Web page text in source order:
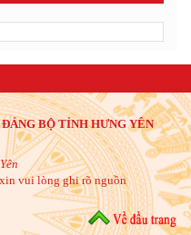
BỘ TỈNH HƯNG YÊN
vui lòng ghi rõ nguồn